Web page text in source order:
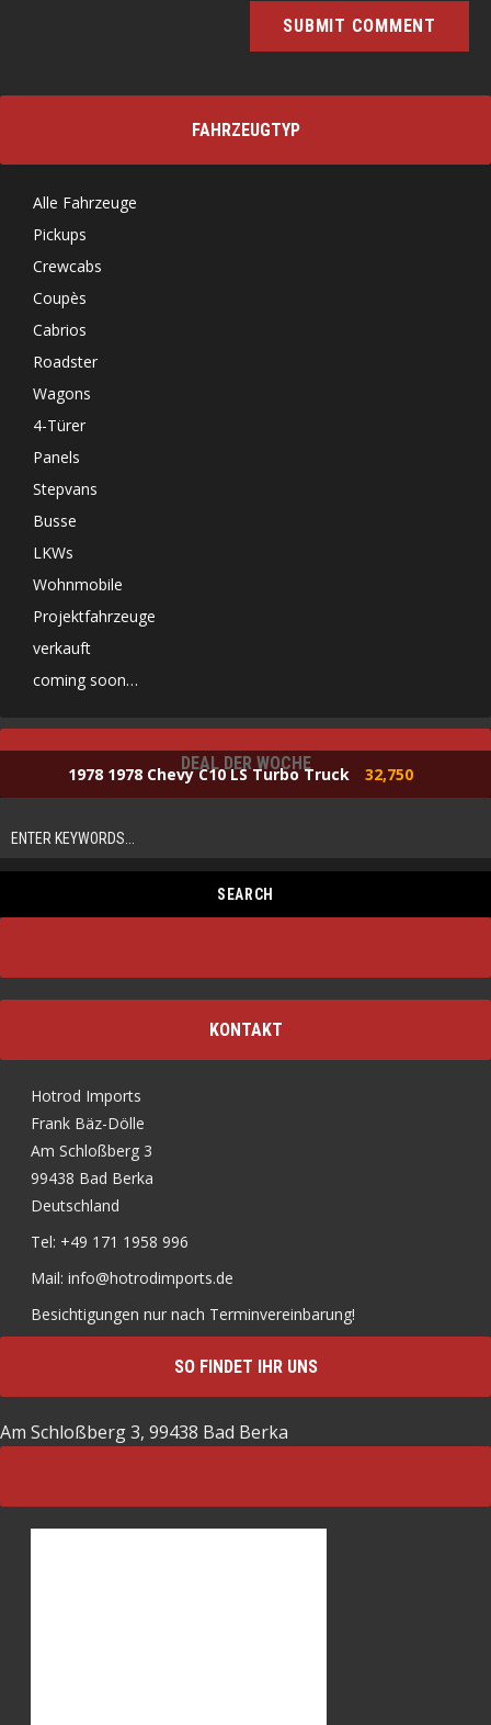
FAHRZEUGTYP
Alle Fahrzeuge
Pickups
Crewcabs
Coupès
Cabrios
Roadster
Wagons
4-Türer
Panels
Stepvans
Busse
LKWs
Wohnmobile
Projektfahrzeuge
verkauft
coming soon…
DEAL DER WOCHE
1978 1978 Chevy C10 LS Turbo Truck 32,750
KONTAKT
Hotrod Imports
Frank Bäz-Dölle
Am Schloßberg 3
99438 Bad Berka
Deutschland
Tel: +49 171 1958 996
Mail: info@hotrodimports.de
Besichtigungen nur nach Terminvereinbarung!
SO FINDET IHR UNS
Am Schloßberg 3, 99438 Bad Berka